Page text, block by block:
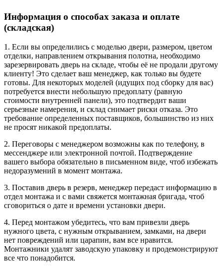
Информация о способах заказа и оплате
(складская)
1. Если вы определились с моделью двери, размером, цветом
отделки, направлением открывания полотна, необходимо
зарезервировать дверь на складе, чтобы её не продали другому
клиенту! Это сделает ваш менеджер, как только вы будете
готовы. Для некоторых моделей (идущих под сборку для вас)
потребуется внести небольшую предоплату (равную
стоимости внутренней панели), это подтвердит ваши
серьезные намерения, и склад снимает риски отказа. Это
требование определенных поставщиков, большинство из них
не просят никакой предоплаты.
2. Переговоры с менеджером возможны как по телефону, в
мессенджере или электронной почтой. Подтверждение
вашего выбора обязательно в письменном виде, чтоб избежать
недоразумений в момент монтажа.
3. Поставив дверь в резерв, менеджер передаст информацию в
отдел монтажа и с вами свяжется монтажная бригада, чтоб
сговориться о дате и времени установки двери.
4. Перед монтажом убедитесь, что вам привезли дверь
нужного цвета, с нужным открыванием, замками, на двери
нет повреждений или царапин, вам все нравится.
Монтажники удалят заводскую упаковку и продемонстрируют
все что понадобится.